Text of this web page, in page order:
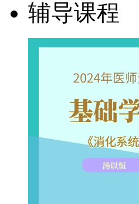
辅导课程